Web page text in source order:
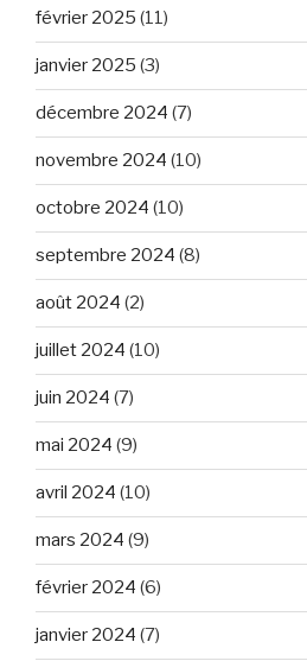
février 2025 (11)
janvier 2025 (3)
décembre 2024 (7)
novembre 2024 (10)
octobre 2024 (10)
septembre 2024 (8)
août 2024 (2)
juillet 2024 (10)
juin 2024 (7)
mai 2024 (9)
avril 2024 (10)
mars 2024 (9)
février 2024 (6)
janvier 2024 (7)